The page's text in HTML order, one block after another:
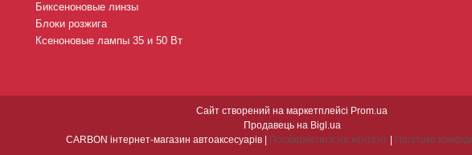
Биксеноновые линзы
Блоки розжига
Ксеноновые лампы 35 и 50 Вт
Сайт створений на маркетплейсі Prom.ua
Продавець на Bigl.ua
Поскаржитися на контент Політика